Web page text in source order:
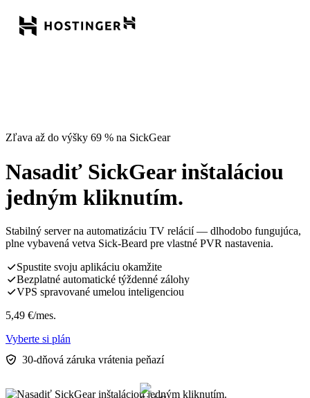
Zľava až do výšky 69 % na SickGear
Nasadiť SickGear inštaláciou
jedným kliknutím.
Stabilný server na automatizáciu TV relácií — dlhodobo fungujúca,
plne vybavená vetva Sick-Beard pre vlastné PVR nastavenia.
Spustite svoju aplikáciu okamžite
Bezplatné automatické týždenné zálohy
VPS spravované umelou inteligenciou
5,49 €/mes.
Vyberte si plán
30-dňová záruka vrátenia peňazí